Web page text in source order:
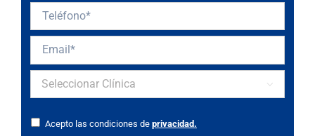

Acepto las condiciones de privacidad.